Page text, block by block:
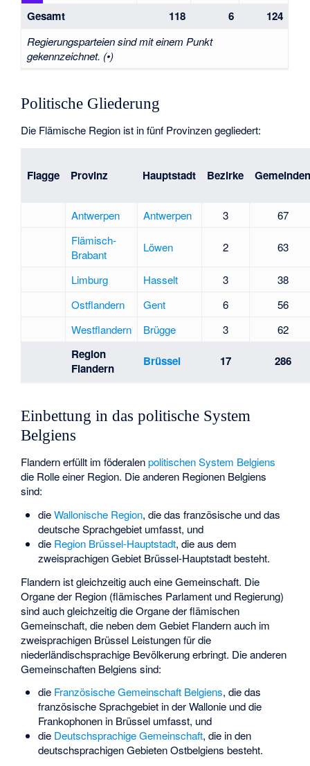
Gesamt 118 6 124
Regierungsparteien sind mit einem Punkt
gekennzeichnet. (•)
Politische Gliederung
Die Flämische Region ist in fünf Provinzen gegliedert:
Flagge Provinz Hauptstadt Bezirke
Antwerpen Antwerpen 3
67
Flämisch-
Brabant
Löwen 2 63
Limburg Hasselt 3
38
Ostflandern
Gent 6
56
Westflandern
Brügge 3 62
Region
Flandern
Brüssel 17 286
Einbettung in das politische System
Belgiens
Flandern erfüllt im föderalenpolitischen System Belgiens
die Rolle einer Region. Die anderen Regionen Belgiens
sind:
dieWallonische Region, die das französische und das
deutsche Sprachgebiet umfasst, und
die Region Brüssel-Hauptstadt, die aus dem
zweisprachigen Gebiet Brüssel-Hauptstadt besteht.
Flandern ist gleichzeitig auch eine Gemeinschaft. Die
Organe der Region (flämisches Parlament und Regierung)
sind auch gleichzeitig die Organe der flämischen
Gemeinschaft, die neben dem Gebiet Flandern auch im
zweisprachigen Brüssel Leistungen für die
niederländischsprachige Bevölkerung erbringt. Die anderen
Gemeinschaften Belgiens sind:
die Französische Gemeinschaft Belgiens, die das
französische Sprachgebiet in der Wallonie und die
Frankophonen in Brüssel umfasst, und
die Deutschsprachige Gemeinschaft, die in den
deutschsprachigen Gebieten Ostbelgiens besteht.